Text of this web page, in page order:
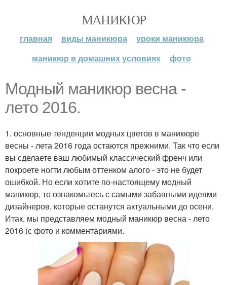
МАНИКЮР
главная виды маникюра
уроки маникюра
маникюр в домашних условиях
фото
Модный маникюр весна -
лето 2016.
1. основные тенденции модных цветов в маникюре
весны - лета 2016 года остаются прежними. Так что если
вы сделаете ваш любимый классический френч или
покроете ногти любым оттенком алого - это не будет
ошибкой. Но если хотите по-настоящему модный
маникюр, то ознакомьтесь с самыми забавными идеями
дизайнеров, которые останутся актуальными до осени.
Итак, мы представляем модный маникюр весна - лето
2016 (с фото и комментариями.